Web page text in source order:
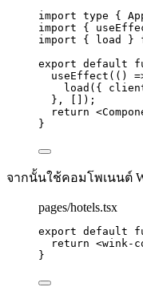
import type {
import {
import { load }
export default
useEffect ( ()
load ({
} ,
[]);
return <
}
จากนั้นใช้คอมโพเนนต์
pages/hotels.tsx
export default
return <wink-
}